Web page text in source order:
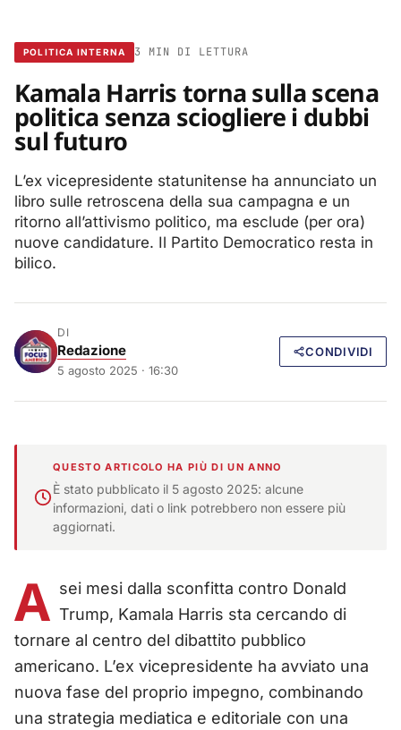
POLITICA INTERNA 3 MIN DI LETTURA
Kamala Harris torna sulla scena
politica senza sciogliere i dubbi
sul futuro
L’ex vicepresidente statunitense ha annunciato un
libro sulle retroscena della sua campagna e un
ritorno all’attivismo politico, ma esclude (per ora)
nuove candidature. Il Partito Democratico resta in
bilico.
DI
Redazione
5 agosto 2025 · 16:30
CONDIVIDI
QUESTO ARTICOLO HA PIÙ DI UN ANNO
È stato pubblicato il 5 agosto 2025: alcune
informazioni, dati o link potrebbero non essere più
aggiornati.
A sei mesi dalla sconfitta contro Donald
Trump, Kamala Harris sta cercando di
tornare al centro del dibattito pubblico
americano. L’ex vicepresidente ha avviato una
nuova fase del proprio impegno, combinando
una strategia mediatica e editoriale con una